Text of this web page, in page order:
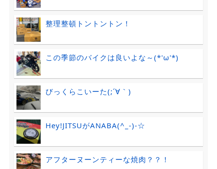
整理整頓トントントン！
この季節のバイクは良いよな～(*'ω'*)
びっくらこいーた(;´∀｀)
Hey!JITSUがANABA(^_-)-☆
アフターヌーンティーな焼肉？？！